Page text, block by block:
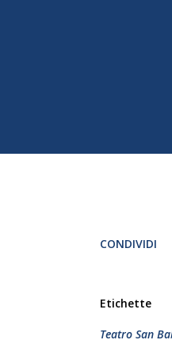
CONDIVIDI
Etichette
Teatro San